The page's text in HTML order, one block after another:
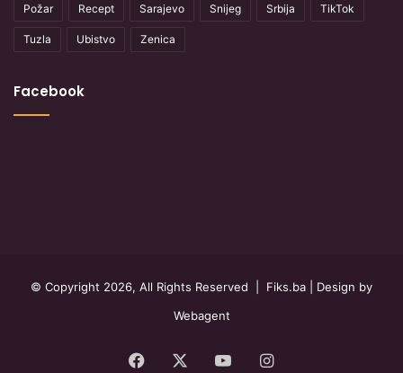
Požar Recept Sarajevo Snijeg Srbija TikTok
Tuzla Ubistvo Zenica
Facebook
© Copyright 2026, All Rights Reserved | Fiks.ba | Design by
Webagent
Facebook YouTubeInstagram